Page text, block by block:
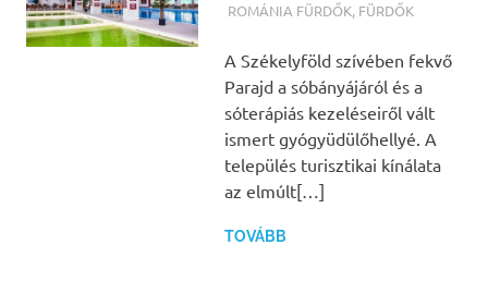
TERMALFURDOK.COM
ROMÁNIA FÜRDŐK, FÜRDŐK
A Székelyföld szívében fekvő
Parajd a sóbányájáról és a
sóterápiás kezeléseiről vált
ismert gyógyüdülőhellyé. A
település turisztikai kínálata
az elmúlt[…]
TOVÁBB